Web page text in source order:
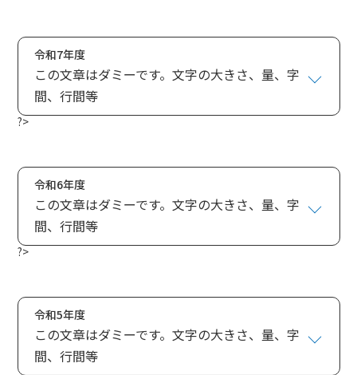
令和7年度
この文章はダミーです。文字の大きさ、量、字
間、行間等
?>
令和6年度
この文章はダミーです。文字の大きさ、量、字
間、行間等
?>
令和5年度
この文章はダミーです。文字の大きさ、量、字
間、行間等